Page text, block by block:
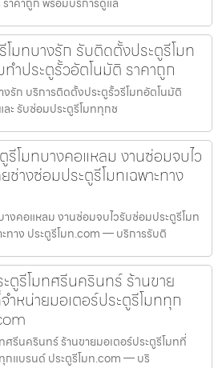
มทบางรัก รับติดตั้งประตูรีโมท
ำประตูรั้วอัตโนมัติ ราคาถูก
รัก บริการติดตั้งประตูรั้วรีโมทอัตโนมัติ
ละ รับซ่อมประตูรีโมททุกช
รีโมทบางคอแหลม งานซ่อมจบไว
ช่างซ่อมประตูรีโมทเฉพาะทาง
างคอแหลม งานซ่อมจบไวรับซ่อมประตูรีโมท
ะทาง ประตูรีโมท.com — บริการรับติ
ตูรีโมทศรีนครินทร์ ร้านขาย
ำหน่ายมอเตอร์ประตูรีโมททุก
ศรีนครินทร์ ร้านขายมอเตอร์ประตูรีโมทที่
กแบรนด์ ประตูรีโมท.com — บริ